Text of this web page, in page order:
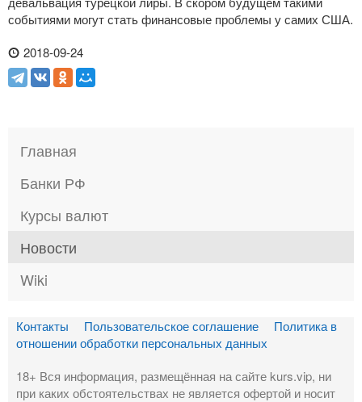
событиями могут стать финансовые проблемы у самих США.
2018-09-24
Главная
Банки РФ
Курсы валют
Новости
Wiki
Контакты Пользовательское соглашение
Политика в
отношении обработки персональных данных
18+ Вся информация, размещённая на сайте kurs.vip, ни
при каких обстоятельствах не является офертой и носит